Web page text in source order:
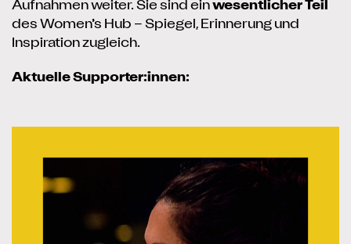
Aufnahmen weiter. Sie sind ein wesentlicher Teil
des Women’s Hub – Spiegel, Erinnerung und
Inspiration zugleich.
Aktuelle Supporter:innen: